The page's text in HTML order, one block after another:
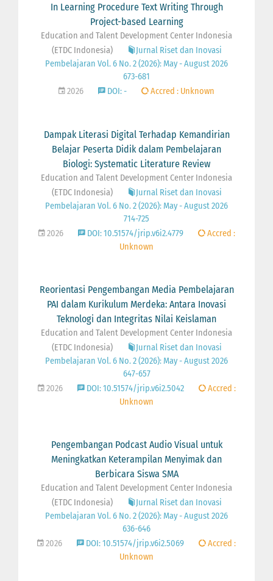
In Learning Procedure Text Writing Through
Project-based Learning
Education and Talent Development Center Indonesia
(ETDC Indonesia)
Jurnal Riset dan Inovasi
Pembelajaran Vol. 6 No. 2 (2026): May - August 2026
673-681
2026
DOI: - Accred : Unknown
Dampak Literasi Digital Terhadap Kemandirian
Belajar Peserta Didik dalam Pembelajaran
Biologi: Systematic Literature Review
Education and Talent Development Center Indonesia
(ETDC Indonesia)
Jurnal Riset dan Inovasi
Pembelajaran Vol. 6 No. 2 (2026): May - August 2026
714-725
2026
DOI: 10.51574/jrip.v6i2.4779
Accred :
Unknown
Reorientasi Pengembangan Media Pembelajaran
PAI dalam Kurikulum Merdeka: Antara Inovasi
Teknologi dan Integritas Nilai Keislaman
Education and Talent Development Center Indonesia
(ETDC Indonesia)
Jurnal Riset dan Inovasi
Pembelajaran Vol. 6 No. 2 (2026): May - August 2026
647-657
2026
DOI: 10.51574/jrip.v6i2.5042
Accred :
Unknown
Pengembangan Podcast Audio Visual untuk
Meningkatkan Keterampilan Menyimak dan
Berbicara Siswa SMA
Education and Talent Development Center Indonesia
(ETDC Indonesia)
Jurnal Riset dan Inovasi
Pembelajaran Vol. 6 No. 2 (2026): May - August 2026
636-646
2026
DOI: 10.51574/jrip.v6i2.5069
Accred :
Unknown